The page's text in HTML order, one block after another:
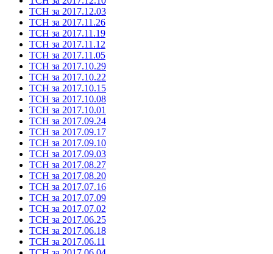
ТСН за 2017.12.03
ТСН за 2017.11.26
ТСН за 2017.11.19
ТСН за 2017.11.12
ТСН за 2017.11.05
ТСН за 2017.10.29
ТСН за 2017.10.22
ТСН за 2017.10.15
ТСН за 2017.10.08
ТСН за 2017.10.01
ТСН за 2017.09.24
ТСН за 2017.09.17
ТСН за 2017.09.10
ТСН за 2017.09.03
ТСН за 2017.08.27
ТСН за 2017.08.20
ТСН за 2017.07.16
ТСН за 2017.07.09
ТСН за 2017.07.02
ТСН за 2017.06.25
ТСН за 2017.06.18
ТСН за 2017.06.11